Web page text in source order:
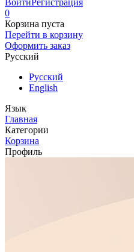
ВойтиРегистрация
0
Корзина пуста
Перейти в корзину
Оформить заказ
Русский
Русский
English
Язык
Главная
Категории
Корзина
Профиль